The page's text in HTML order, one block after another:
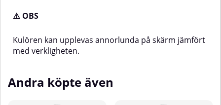
⚠️ OBS
Kulören kan upplevas annorlunda på skärm jämfört
med verkligheten.
Andra köpte även